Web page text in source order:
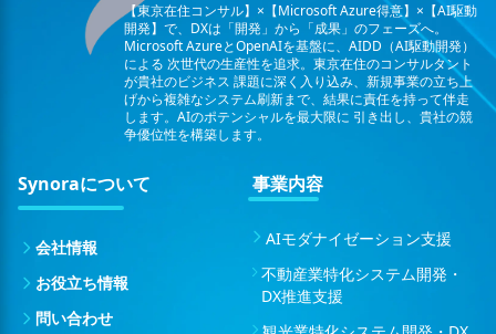
【東京在住コンサル】×【Microsoft Azure得意】×【AI駆動
開発】で、DXは「開発」から「成果」のフェーズへ。
Microsoft AzureとOpenAIを基盤に、AIDD（AI駆動開発）
による 次世代の生産性を追求。東京在住のコンサルタント
が貴社のビジネス 課題に深く入り込み、新規事業の立ち上
げから複雑なシステム刷新まで、結果に責任を持って伴走
します。AIのポテンシャルを最大限に 引き出し、貴社の競
争優位性を構築します。
Synoraについて
会社情報
お役立ち情報
問い合わせ
事業内容
AIモダナイゼーション支援
不動産業特化システム開発・
DX推進支援